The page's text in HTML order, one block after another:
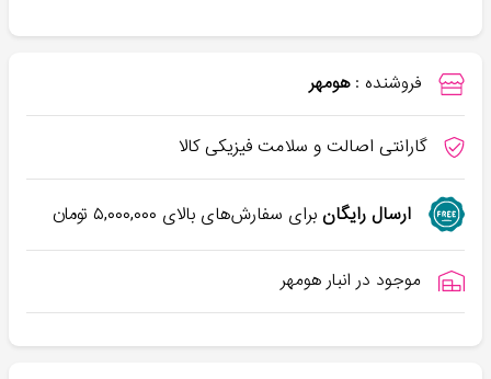
فروشنده : هومهر
گارانتی اصالت و سلامت فیزیکی کالا
ارسال رایگانبرای سفارش‌های بالای ۵,۰۰۰,۰۰۰تومان
موجود در انبار هومهر